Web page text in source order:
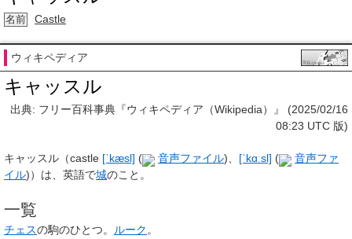
名前 Castle
ウィキペディア
キャッスル
出典: フリー百科事典『ウィキペディア（Wikipedia）』 (2025/02/16
08:23 UTC 版)
キャッスル （castle [ˈkæsl] ( 音声ファイル) [ˈkɑːsl] (
音声ファ
イル)）は、英語で城のこと。
一覧
チェスの駒のひとつ。 ルーク。